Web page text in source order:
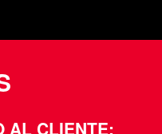
AL CLIENTE: